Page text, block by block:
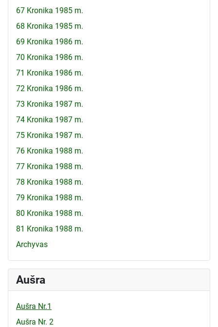
67 Kronika 1985 m.
68 Kronika 1985 m.
69 Kronika 1986 m.
70 Kronika 1986 m.
71 Kronika 1986 m.
72 Kronika 1986 m.
73 Kronika 1987 m.
74 Kronika 1987 m.
75 Kronika 1987 m.
76 Kronika 1988 m.
77 Kronika 1988 m.
78 Kronika 1988 m.
79 Kronika 1988 m.
80 Kronika 1988 m.
81 Kronika 1988 m.
Archyvas
Aušra
Aušra Nr.1
Aušra Nr. 2